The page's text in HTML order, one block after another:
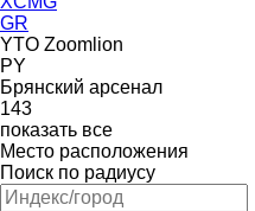
GR
YTO Zoomlion
PY
Брянский арсенал
143
показать все
Место расположения
Поиск по радиусу